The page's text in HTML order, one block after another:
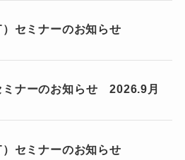
）セミナーのお知らせ
ミナーのお知らせ 2026.9月
）セミナーのお知らせ